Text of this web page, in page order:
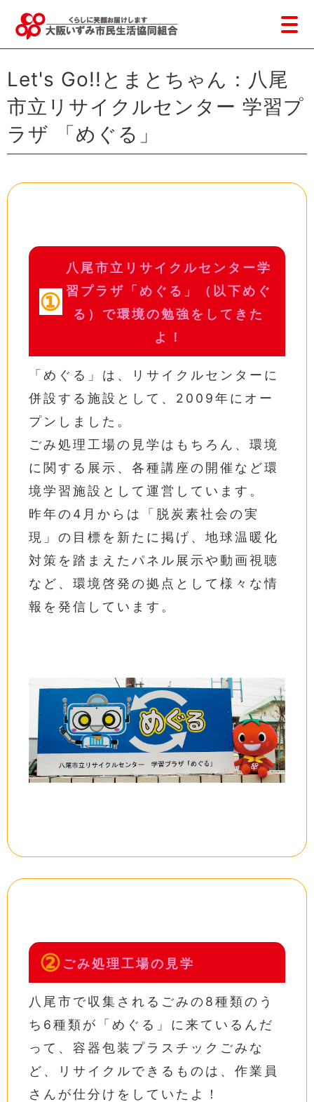
Let's Go!!とまとちゃん：八尾
市立リサイクルセンター 学習プ
ラザ 「めぐる」
①
八尾市立リサイクルセンター学
習プラザ「めぐる」（以下めぐ
る）で環境の勉強をしてきた
よ！
「めぐる」は、リサイクルセンターに
併設する施設として、2009年にオー
プンしました。
ごみ処理工場の見学はもちろん、環境
に関する展示、各種講座の開催など環
境学習施設として運営しています。
昨年の4月からは「脱炭素社会の実
現」の目標を新たに掲げ、地球温暖化
対策を踏まえたパネル展示や動画視聴
など、環境啓発の拠点として様々な情
報を発信しています。
② ごみ処理工場の見学
八尾市で収集されるごみの8種類のう
ち6種類が「めぐる」に来ているんだ
って、容器包装プラスチックごみな
ど、リサイクルできるものは、作業員
さんが仕分けをしていたよ！